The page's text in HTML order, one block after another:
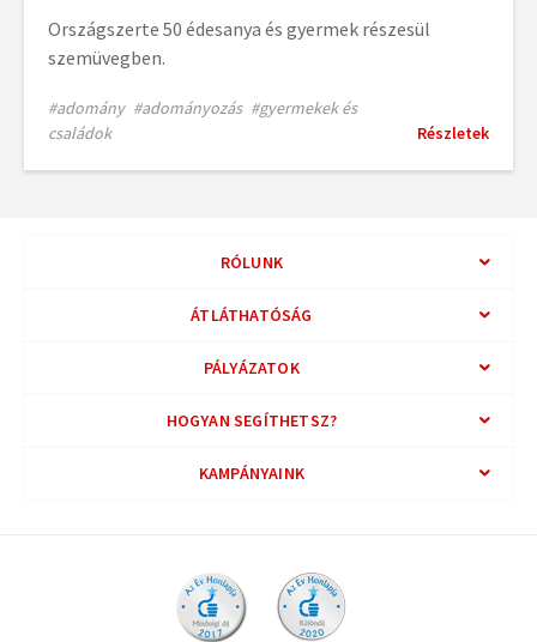
Országszerte 50 édesanya és gyermek részesül
szemüvegben.
#adomány #adományozás #gyermekek és
családok
Részletek
RÓLUNK
ÁTLÁTHATÓSÁG
PÁLYÁZATOK
HOGYAN SEGÍTHETSZ?
KAMPÁNYAINK